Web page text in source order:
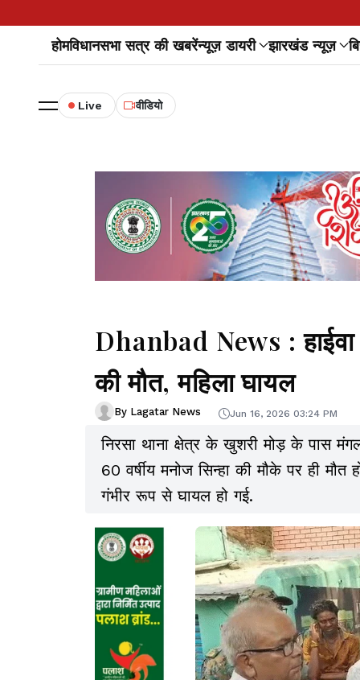
होमविधानसभा सत्र की खबरेंन्यूज़ डायरी झारखंड न्यूज़
Live वीडियो
Dhanbad News :
की मौत, महिला घायल
By Lagatar News Jun 16, 2026 03:24 PM
निरसा थाना क्षेत्र के खुशरी मोड़ के पास
60 वर्षीय मनोज सिन्हा की मौके पर ही
गंभीर रूप से घायल हो गई.